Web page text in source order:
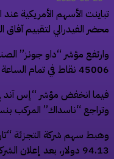
الأسهم الأمريكية عند
الفيدرالي لتقييم آفاق
الساعة 04:36 مساءً بتوقيت مكة المكرمة.
“ناسداك” المركب بنسبة 0.5% إلى 21207
94.13 دولار، بعد إعلان